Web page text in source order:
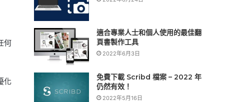
何
化
適合專業人士和個人使用的最佳翻
頁書製作工具
2022年6月3日
免費下載 Scribd 檔案 – 2022 年
仍然有效！
2022年5月16日